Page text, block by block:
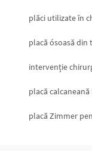
plăci utilizate în
placă ósoasă din
intervenție
placă
placă Zimmer